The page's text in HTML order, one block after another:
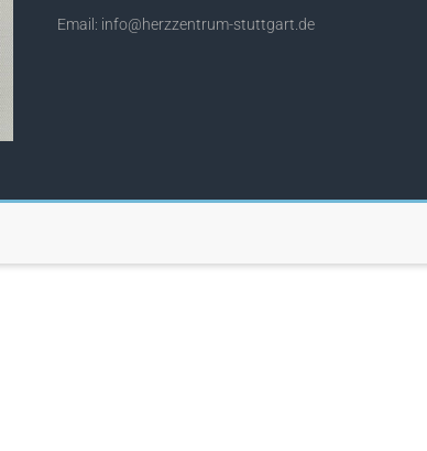
Email: info@herzzentrum-stuttgart.de